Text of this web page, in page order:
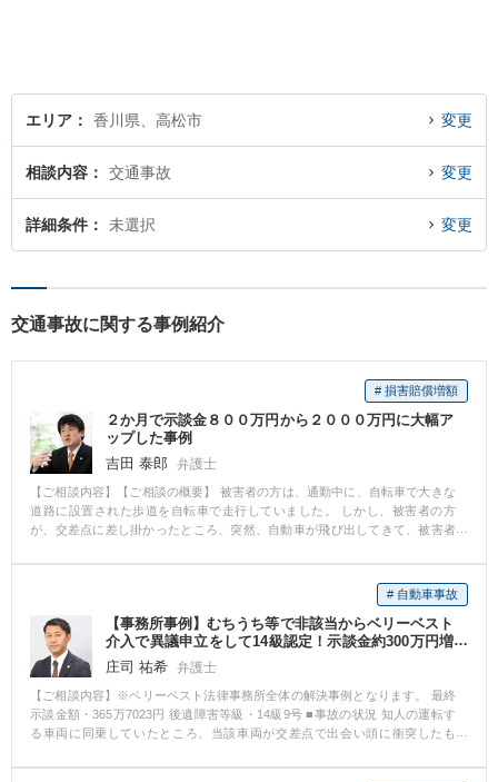
エリア 香川県、高松市 変更
相談内容 交通事故 変更
詳細条件 未選択 変更
交通事故に関する事例紹介
# 損害賠償増額
２か月で示談金８００万円から２０００万円に大幅ア
ップした事例
吉田 泰郎
弁護士
【ご相談内容】【ご相談の概要】 被害者の方は、通勤中に、自転車で大きな
道路に設置された歩道を自転車で走行していました。 しかし、被害者の方
が、交差点に差し掛かったところ、突然、自動車が飛び出してきて、被害者
必要なほどのけがを負い、通院終了後には、後遺障害等級１１級の後遺障害
が残ることになりました。 被害者の方は、治療を終了し、交通事故の後遺障
害の等級認定を受けた後、保険会社から示談案を示されました。 「これでい
いのですか？」 と、保険会社の担当の方に質問をしましたが、保険会社の方
は 「こんなもんです」 「みなさん、これでやっています」 という、ほとんど
何の説明にもなっていない説明しかしてくれませんでした。 被害者の方は、
正しいと思える示談の金額であれば、とくに争おうという気持ちはなかった
のですが、そういう説明では納得できなかったので、弁護士に相談すること
にしました。 【弁護士の対応】 弁護士が、保険会社が出してきた示談案を確
認したところ、保険会社の示談書には、さまざまな問題点があることがわか
# 自動車事故
【事務所事例】むちうち等で非該当からベリーベスト
介入で異議申立をして14級認定！示談金約300万円増
額！
庄司 祐希 弁護士
【ご相談内容】※ベリーベスト法律事務所全体の解決事例となります。 最終
示談金額・365万7023円 後遺障害等級・14級9号 ■事故の状況 知人の運転す
る車両に同乗していたところ、当該車両が交差点で出会い頭に衝突したも
ら5カ月間通院したところで相手方保険会社からの治療費の支払いを打ち切ら